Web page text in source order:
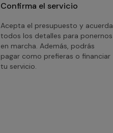
Confirma el servicio
Acepta el presupuesto y acuerda
todos los detalles para ponernos
en marcha. Además, podrás
pagar como prefieras o financiar
tu servicio.